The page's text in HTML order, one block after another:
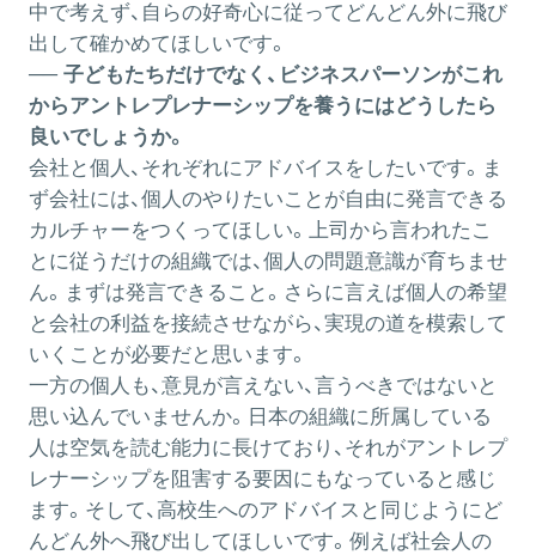
中で考えず、自らの好奇心に従ってどんどん外に飛び
出して確かめてほしいです。
── 子どもたちだけでなく、ビジネスパーソンがこれ
からアントレプレナーシップを養うにはどうしたら
良いでしょうか。
会社と個人、それぞれにアドバイスをしたいです。ま
ず会社には、個人のやりたいことが自由に発言できる
カルチャーをつくってほしい。上司から言われたこ
とに従うだけの組織では、個人の問題意識が育ちませ
ん。まずは発言できること。さらに言えば個人の希望
と会社の利益を接続させながら、実現の道を模索して
いくことが必要だと思います。
一方の個人も、意見が言えない、言うべきではないと
思い込んでいませんか。日本の組織に所属している
人は空気を読む能力に長けており、それがアントレプ
レナーシップを阻害する要因にもなっていると感じ
ます。そして、高校生へのアドバイスと同じようにど
んどん外へ飛び出してほしいです。例えば社会人の